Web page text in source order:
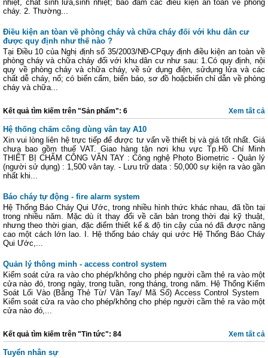
nhiệt, chất sinh lửa,sinh nhiệt; bảo đảm các điều kiện an toàn về phòng
cháy. 2. Thường...
Điều kiện an tòan về phòng cháy và chữa cháy đối với khu dân cư
được quy định như thế nào ?
Tại Điều 10 của Nghị định số 35/2003/NĐ-CPquy định điều kiện an toàn về
phòng cháy và chữa cháy đối với khu dân cư như sau: 1.Có quy định, nội
quy về phòng cháy và chữa cháy, về sử dụng điện, sửdụng lửa và các
chất dễ cháy, nổ; có biển cấm, biển báo, sơ đồ hoặcbiển chỉ dẫn về phòng
cháy và chữa...
Xem tất cả
Kết quả tìm kiếm trên "Sản phẩm": 6
Hệ thống chấm công dùng vân tay A10
Xin vui lòng liên hệ trực tiếp để được tư vấn về thiết bị và giá tốt nhất. Giá
chưa bao gồm thuế VAT. Giao hàng tận nơi khu vực Tp.Hồ Chí Minh
THIẾT BỊ CHẤM CÔNG VÂN TAY : Công nghệ Photo Biometric - Quản lý
(người sử dụng) : 1,500 vân tay. - Lưu trữ data : 50,000 sự kiện ra vào gần
nhất khi...
Báo cháy tự động - fire alarm system
Hệ Thống Báo Cháy Qui Ước, trong nhiều hình thức khác nhau, đã tồn tại
trong nhiều năm. Mặc dù ít thay đổi về căn bản trong thời đại kỹ thuật,
nhưng theo thời gian, đặc điểm thiết kế & độ tin cậy của nó đã được nâng
cao một cách lớn lao. I. Hệ thống báo cháy qui ước Hệ Thống Báo Cháy
Qui Ước,...
Quản lý thông minh - access control system
Kiểm soát cửa ra vào cho phép/không cho phép người cầm thẻ ra vào một
cửa nào đó, trong ngày, trong tuần, rong tháng, trong năm. Hệ Thống Kiểm
Soát Lối Vào (Bằng Thẻ Từ/ Vân Tay/ Mã Số) Access Control System
Kiểm soát cửa ra vào cho phép/không cho phép người cầm thẻ ra vào một
cửa nào đó,...
Xem tất cả
Kết quả tìm kiếm trên "Tin tức": 84
Tuyển nhân sự